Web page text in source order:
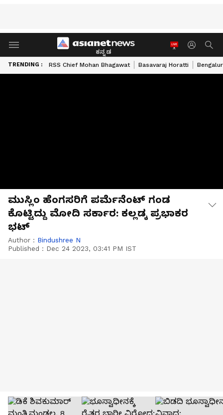
ಕನ್ನಡ
TRENDING : RSS Chief Mohan Bhagawat Basavaraj Horatti
ಮುಸ್ಲಿಂ ಹೆಂಗಸರಿಗೆ ಪರ್ಮೆನೆಂಟ್ ಗಂಡ
ಕೊಟ್ಟಿದ್ದು ಮೋದಿ ಸರ್ಕಾರ: ಕಲ್ಲಡ್ಕ ಪ್ರಭಾಕರ
ಭಟ್
Author : Bindushree N
Published : Dec 24 2023, 03:41 PM IST